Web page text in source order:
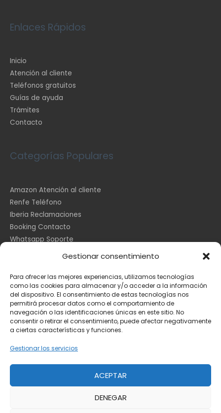
Gestionar consentimiento
Para ofrecer las mejores experiencias, utilizamos tecnologías
como las cookies para almacenar y/o acceder a la información
del dispositivo. El consentimiento de estas tecnologías nos
permitirá procesar datos como el comportamiento de
navegación o las identificaciones únicas en este sitio. No
consentir o retirar el consentimiento, puede afectar negativamente
a ciertas características y funciones.
Gestionar los servicios
ACEPTAR
DENEGAR
Enlaces Rápidos
Inicio
Atención al cliente
Teléfonos gratuitos
Guías de ayuda
Trámites
Contacto
Categorías Populares
Amazon Atención al cliente
Renfe Teléfono
Iberia Reclamaciones
Booking Contacto
Whatsapp Soporte
Información Legal
Aviso Legal